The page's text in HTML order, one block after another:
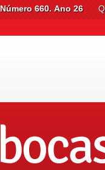
Número 660. Ano 26